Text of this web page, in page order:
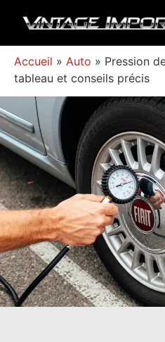
Accueil » Auto » Pression
tableau et conseils précis